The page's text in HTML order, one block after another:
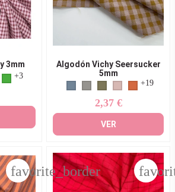
3mm
+3
Algodón Vichy Seersucker
5mm
+19
Precio
2,37 €
VER
favorite_border